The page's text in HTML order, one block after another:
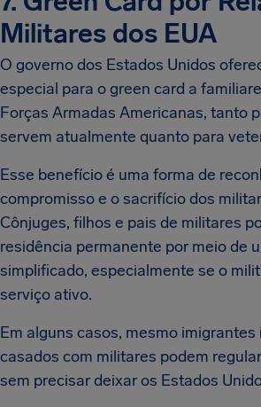
Militares dos EUA
O governo dos Estados Unidos
especial para o green card a
Forças Armadas Americanas, tanto
servem atualmente quanto para
Esse benefício é uma forma de
compromisso e o sacrifício dos
Cônjuges, filhos e pais de militares
residência permanente por meio de
simplificado, especialmente se o
serviço ativo.
Em alguns casos, mesmo
casados com militares podem
sem precisar deixar os Estados